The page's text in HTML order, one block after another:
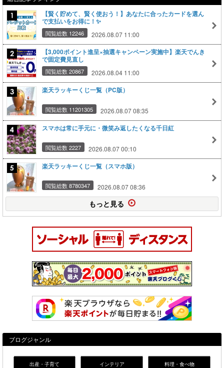
【賢く貯めて、賢く使おう！】あなたに合ったカードを選ん
で支払いをお得に！✨
閲覧総数 12246 2026.08.07 11:00
【3,000ポイント進呈×抽選キャンペーン実施中】楽天でんき
で固定費見直し
閲覧総数 20867 2026.08.04 11:00
楽天ラッキーくじ一覧（PC版）
閲覧総数 11201305 2026.08.07 08:35
スマホは常に手元に・微笑み返したくなる千日紅
閲覧総数 2227 2026.08.07 00:10
楽天ラッキーくじ一覧（スマホ版）
閲覧総数 8780347 2026.08.07 08:36
もっと見る
ブログジャンル
出産・子育て インテリア 料理・食べ物